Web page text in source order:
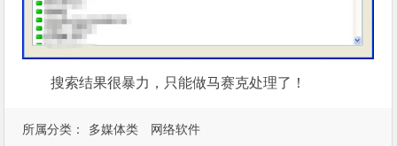
搜索结果很暴力，只能做马赛克处理了！
所属分类： 多媒体类 网络软件